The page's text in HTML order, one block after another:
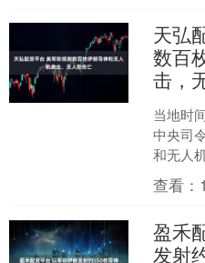
天弘
数百
击，
当地时
中央司
和无人
或战斗
程度极
查看：
盈禾
发射